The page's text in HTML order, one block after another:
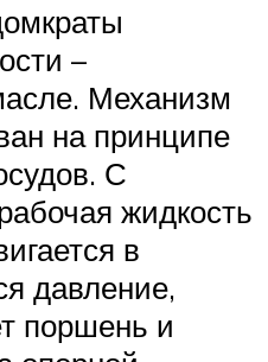
–
Механизм
на принципе
С
жидкость
в
давление,
поршень и